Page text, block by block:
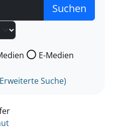
nach der Sie suchen wollen.
E-Medien
Suche)